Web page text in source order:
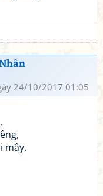
24/10/2017 01:05
mây.